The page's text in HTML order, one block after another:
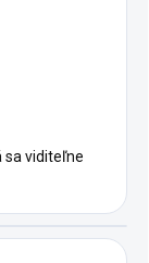
sa viditeľne